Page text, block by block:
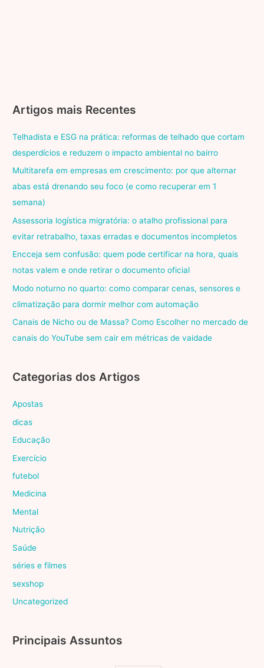
Artigos mais Recentes
Telhadista e ESG na prática: reformas de telhado que cortam
desperdícios e reduzem o impacto ambiental no bairro
Multitarefa em empresas em crescimento: por que alternar
abas está drenando seu foco (e como recuperar em 1
semana)
Assessoria logística migratória: o atalho profissional para
evitar retrabalho, taxas erradas e documentos incompletos
Encceja sem confusão: quem pode certificar na hora, quais
notas valem e onde retirar o documento oficial
Modo noturno no quarto: como comparar cenas, sensores e
climatização para dormir melhor com automação
Canais de Nicho ou de Massa? Como Escolher no mercado de
canais do YouTube sem cair em métricas de vaidade
Categorias dos Artigos
Apostas
dicas
Educação
Exercício
futebol
Medicina
Mental
Nutrição
Saúde
séries e filmes
sexshop
Uncategorized
Principais Assuntos